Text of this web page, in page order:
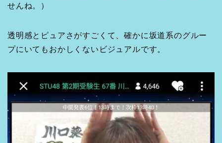
せんね。）
透明感とピュアさがすごくて、確かに坂道系のグルー
プにいてもおかしくないビジュアルです。